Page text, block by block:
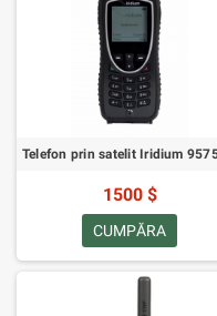
1500 $
CUMPĂRA